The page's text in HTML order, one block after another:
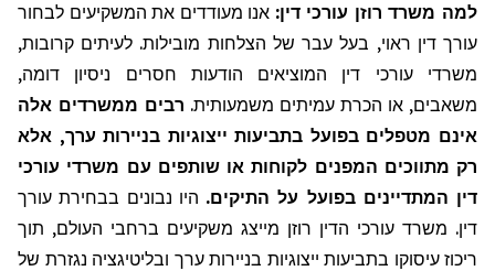
למה משרד רוזן עורכי דין: אנו מעודדים את המשקיעים לבחור
עורך דין ראוי, בעל עבר של הצלחות מובילות. לעיתים קרובות,
משרדי עורכי דין המוציאים הודעות חסרים ניסיון דומה,
משאבים, או הכרת עמיתים משמעותית. רבים ממשרדים אלה
אינם מטפלים בפועל בתביעות ייצוגיות בניירות ערך, אלא
רק מתווכים המפנים לקוחות או שותפים עם משרדי עורכי
דין המתדיינים בפועל על התיקים. היו נבונים בבחירת עורך
דין. משרד עורכי הדין רוזן מייצג משקיעים ברחבי העולם, תוך
ריכוז עיסוקו בתביעות ייצוגיות בניירות ערך ובליטיגציה נגזרת של